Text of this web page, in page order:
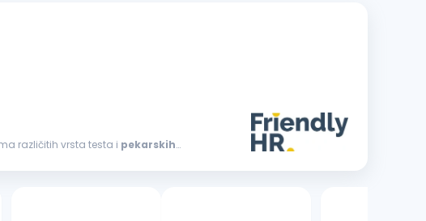
priprema različitih vrsta testa i pekarskih